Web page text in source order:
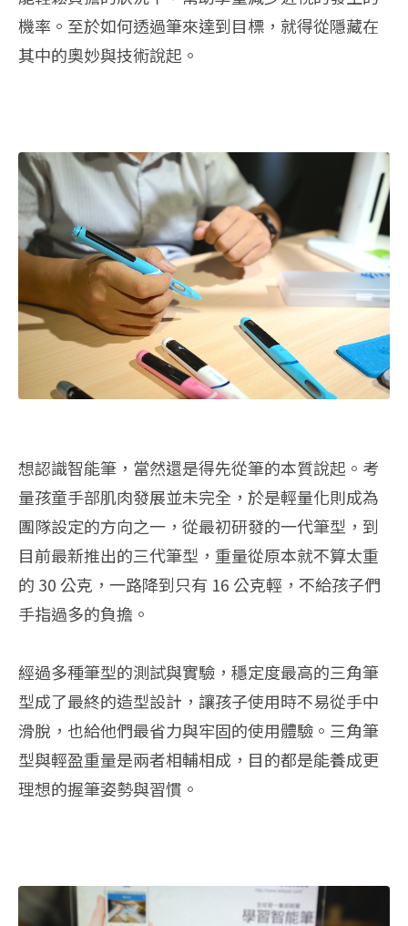
機率。至於如何透過筆來達到目標，就得從隱藏在
其中的奧妙與技術說起。
想認識智能筆，當然還是得先從筆的本質說起。考
量孩童手部肌肉發展並未完全，於是輕量化則成為
團隊設定的方向之一，從最初研發的一代筆型，到
目前最新推出的三代筆型，重量從原本就不算太重
的 30 公克，一路降到只有 16 公克輕，不給孩子們
手指過多的負擔。
經過多種筆型的測試與實驗，穩定度最高的三角筆
型成了最終的造型設計，讓孩子使用時不易從手中
滑脫，也給他們最省力與牢固的使用體驗。三角筆
型與輕盈重量是兩者相輔相成，目的都是能養成更
理想的握筆姿勢與習慣。